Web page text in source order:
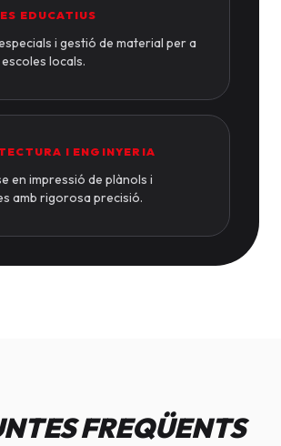
EDUCATIUS
i gestió de material per a
escoles locals.
I ENGINYERIA
en impressió de plànols i
amb rigorosa precisió.
FREQÜENTS